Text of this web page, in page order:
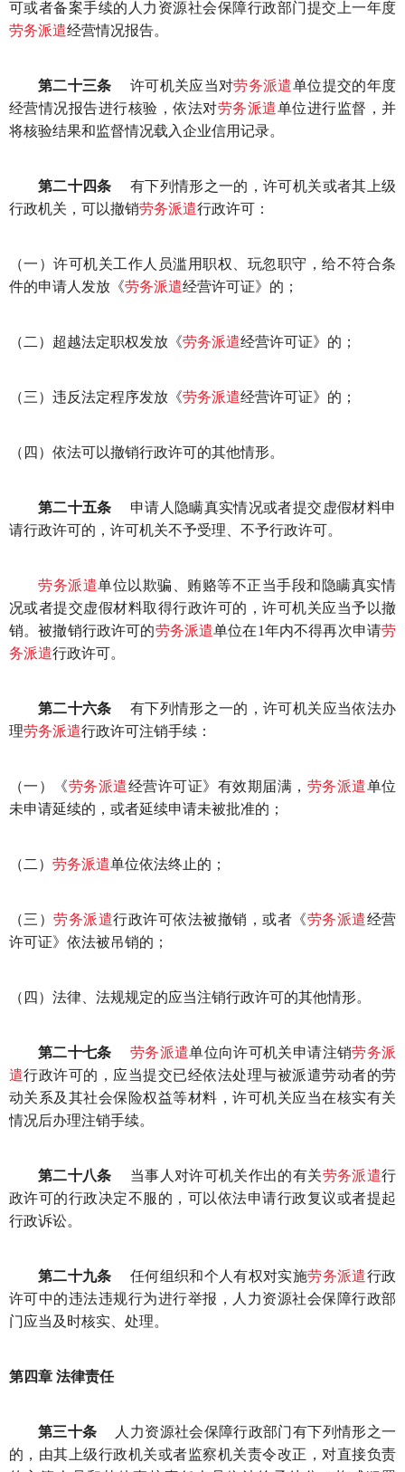
可或者备案手续的人力资源社会保障行政部门提交上一年度
劳务派遣经营情况报告。
第二十三条 许可机关应当对劳务派遣单位提交的年度
经营情况报告进行核验，依法对劳务派遣单位进行监督，并
将核验结果和监督情况载入企业信用记录。
第二十四条
有下列情形之一的，许可机关或者其上级
行政机关，可以撤销劳务派遣行政许可：
（一）许可机关工作人员滥用职权、玩忽职守，给不符合条
件的申请人发放《劳务派遣经营许可证》的；
（二）超越法定职权发放《劳务派遣经营许可证》的；
（三）违反法定程序发放《劳务派遣经营许可证》的；
（四）依法可以撤销行政许可的其他情形。
第二十五条
申请人隐瞒真实情况或者提交虚假材料申
请行政许可的，许可机关不予受理、不予行政许可。
劳务派遣单位以欺骗、贿赂等不正当手段和隐瞒真实情
况或者提交虚假材料取得行政许可的，许可机关应当予以撤
销。被撤销行政许可的劳务派遣单位在1年内不得再次申请劳
务派遣行政许可。
第二十六条
有下列情形之一的，许可机关应当依法办
理劳务派遣行政许可注销手续：
（一）《劳务派遣经营许可证》有效期届满， 劳务派遣单位
未申请延续的，或者延续申请未被批准的；
（二） 劳务派遣单位依法终止的；
（三）劳务派遣行政许可依法被撤销，或者《劳务派遣经营
许可证》依法被吊销的；
（四）法律、法规规定的应当注销行政许可的其他情形。
第二十七条 劳务派遣单位向许可机关申请注销劳务派
遣行政许可的，应当提交已经依法处理与被派遣劳动者的劳
动关系及其社会保险权益等材料，许可机关应当在核实有关
情况后办理注销手续。
第二十八条 当事人对许可机关作出的有关劳务派遣行
政许可的行政决定不服的，可以依法申请行政复议或者提起
行政诉讼。
第二十九条 任何组织和个人有权对实施劳务派遣行政
许可中的违法违规行为进行举报，人力资源社会保障行政部
门应当及时核实、处理。
第四章 法律责任
第三十条
人力资源社会保障行政部门有下列情形之一
的，由其上级行政机关或者监察机关责令改正，对直接负责